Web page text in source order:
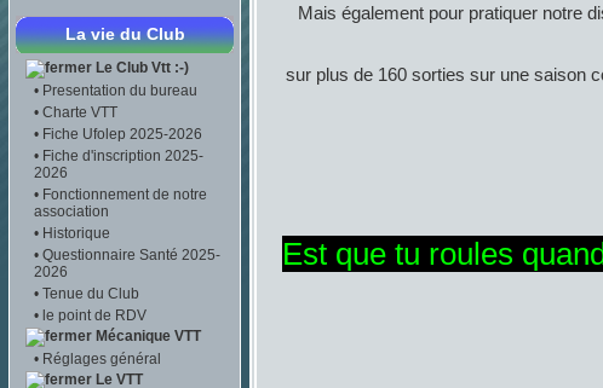
La vie du Club
Le Club Vtt :-)
• Presentation du bureau
• Charte VTT
• Fiche Ufolep 2025-2026
• Fiche d'inscription 2025-
2026
• Fonctionnement de notre
association
• Historique
• Questionnaire Santé 2025-
2026
• Tenue du Club
• le point de RDV
Mécanique VTT
• Réglages général
Le VTT
​Mais également pour pratiquer notre
sur plus de 160 sorties sur une saison
Est que tu roules